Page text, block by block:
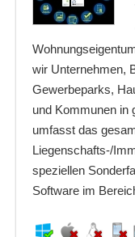
wir Unternehmen,
Gewerbeparks,
und Kommunen in
umfasst das
Liegenschafts-/
speziellen
Software im